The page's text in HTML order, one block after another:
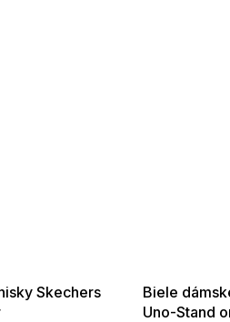
Skechers
Biele
Uno-Stand